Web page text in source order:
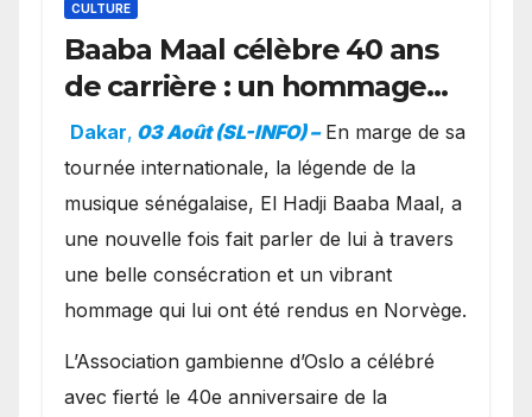
CULTURE
Baaba Maal célèbre 40 ans
de carrière : un hommage
exceptionnel à Oslo en
présence de la famille
royale.
Dakar, 03 Août (SL-INFO) – ​En marge de sa
tournée internationale, la légende de la
musique sénégalaise, El Hadji Baaba Maal, a
une nouvelle fois fait parler de lui à travers
une belle consécration et un vibrant
hommage qui lui ont été rendus en Norvège.
​L’Association gambienne d’Oslo a célébré
avec fierté le 40e anniversaire de la